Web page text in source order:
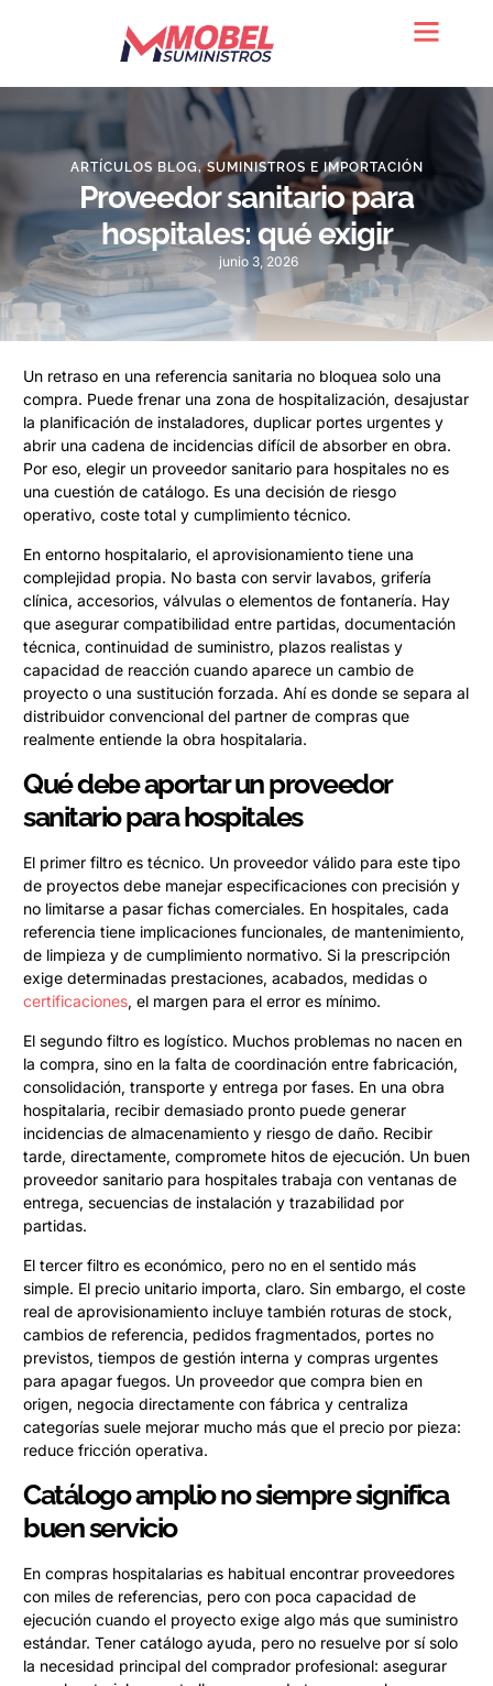
ARTÍCULOS BLOG,SUMINISTROS E IMPORTACIÓN
Proveedor sanitario para
hospitales: qué exigir
junio 3, 2026
Un retraso en una referencia sanitaria no bloquea solo una
compra. Puede frenar una zona de hospitalización, desajustar
la planificación de instaladores, duplicar portes urgentes y
abrir una cadena de incidencias difícil de absorber en obra.
Por eso, elegir un proveedor sanitario para hospitales no es
una cuestión de catálogo. Es una decisión de riesgo
operativo, coste total y cumplimiento técnico.
En entorno hospitalario, el aprovisionamiento tiene una
complejidad propia. No basta con servir lavabos, grifería
clínica, accesorios, válvulas o elementos de fontanería. Hay
que asegurar compatibilidad entre partidas, documentación
técnica, continuidad de suministro, plazos realistas y
capacidad de reacción cuando aparece un cambio de
proyecto o una sustitución forzada. Ahí es donde se separa al
distribuidor convencional del partner de compras que
realmente entiende la obra hospitalaria.
Qué debe aportar un proveedor
sanitario para hospitales
El primer filtro es técnico. Un proveedor válido para este tipo
de proyectos debe manejar especificaciones con precisión y
no limitarse a pasar fichas comerciales. En hospitales, cada
referencia tiene implicaciones funcionales, de mantenimiento,
de limpieza y de cumplimiento normativo. Si la prescripción
exige determinadas prestaciones, acabados, medidas o
certificaciones, el margen para el error es mínimo.
El segundo filtro es logístico. Muchos problemas no nacen en
la compra, sino en la falta de coordinación entre fabricación,
consolidación, transporte y entrega por fases. En una obra
hospitalaria, recibir demasiado pronto puede generar
incidencias de almacenamiento y riesgo de daño. Recibir
tarde, directamente, compromete hitos de ejecución. Un buen
proveedor sanitario para hospitales trabaja con ventanas de
entrega, secuencias de instalación y trazabilidad por
partidas.
El tercer filtro es económico, pero no en el sentido más
simple. El precio unitario importa, claro. Sin embargo, el coste
real de aprovisionamiento incluye también roturas de stock,
cambios de referencia, pedidos fragmentados, portes no
previstos, tiempos de gestión interna y compras urgentes
para apagar fuegos. Un proveedor que compra bien en
origen, negocia directamente con fábrica y centraliza
categorías suele mejorar mucho más que el precio por pieza:
reduce fricción operativa.
Catálogo amplio no siempre significa
buen servicio
En compras hospitalarias es habitual encontrar proveedores
con miles de referencias, pero con poca capacidad de
ejecución cuando el proyecto exige algo más que suministro
estándar. Tener catálogo ayuda, pero no resuelve por sí solo
la necesidad principal del comprador profesional: asegurar